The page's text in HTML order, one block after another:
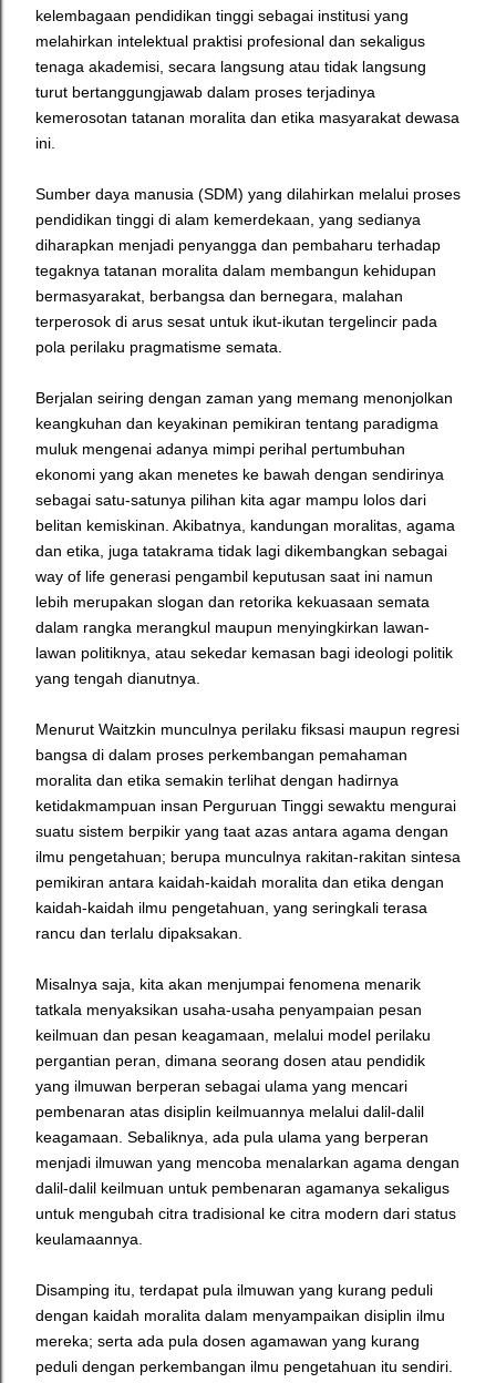
kelembagaan pendidikan tinggi sebagai institusi yang
melahirkan intelektual praktisi profesional dan sekaligus
tenaga akademisi, secara langsung atau tidak langsung
turut bertanggungjawab dalam proses terjadinya
kemerosotan tatanan moralita dan etika masyarakat dewasa
ini.
Sumber daya manusia (SDM) yang dilahirkan melalui proses
pendidikan tinggi di alam kemerdekaan, yang sedianya
diharapkan menjadi penyangga dan pembaharu terhadap
tegaknya tatanan moralita dalam membangun kehidupan
bermasyarakat, berbangsa dan bernegara, malahan
terperosok di arus sesat untuk ikut-ikutan tergelincir pada
pola perilaku pragmatisme semata.
Berjalan seiring dengan zaman yang memang menonjolkan
keangkuhan dan keyakinan pemikiran tentang paradigma
muluk mengenai adanya mimpi perihal pertumbuhan
ekonomi yang akan menetes ke bawah dengan sendirinya
sebagai satu-satunya pilihan kita agar mampu lolos dari
belitan kemiskinan. Akibatnya, kandungan moralitas, agama
dan etika, juga tatakrama tidak lagi dikembangkan sebagai
way of life generasi pengambil keputusan saat ini namun
lebih merupakan slogan dan retorika kekuasaan semata
dalam rangka merangkul maupun menyingkirkan lawan-
lawan politiknya, atau sekedar kemasan bagi ideologi politik
yang tengah dianutnya.
Menurut Waitzkin munculnya perilaku fiksasi maupun regresi
bangsa di dalam proses perkembangan pemahaman
moralita dan etika semakin terlihat dengan hadirnya
ketidakmampuan insan Perguruan Tinggi sewaktu mengurai
suatu sistem berpikir yang taat azas antara agama dengan
ilmu pengetahuan; berupa munculnya rakitan-rakitan sintesa
pemikiran antara kaidah-kaidah moralita dan etika dengan
kaidah-kaidah ilmu pengetahuan, yang seringkali terasa
rancu dan terlalu dipaksakan.
Misalnya saja, kita akan menjumpai fenomena menarik
tatkala menyaksikan usaha-usaha penyampaian pesan
keilmuan dan pesan keagamaan, melalui model perilaku
pergantian peran, dimana seorang dosen atau pendidik
yang ilmuwan berperan sebagai ulama yang mencari
pembenaran atas disiplin keilmuannya melalui dalil-dalil
keagamaan. Sebaliknya, ada pula ulama yang berperan
menjadi ilmuwan yang mencoba menalarkan agama dengan
dalil-dalil keilmuan untuk pembenaran agamanya sekaligus
untuk mengubah citra tradisional ke citra modern dari status
keulamaannya.
Disamping itu, terdapat pula ilmuwan yang kurang peduli
dengan kaidah moralita dalam menyampaikan disiplin ilmu
mereka; serta ada pula dosen agamawan yang kurang
peduli dengan perkembangan ilmu pengetahuan itu sendiri.